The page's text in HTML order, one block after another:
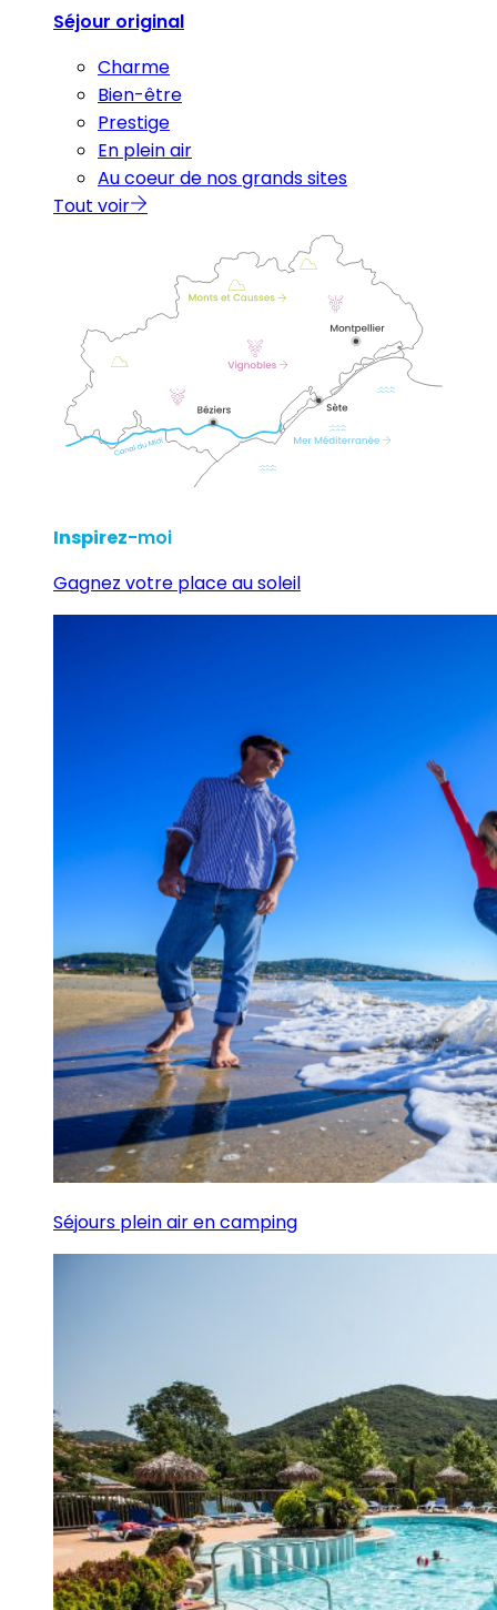
Séjour original
Charme
Bien-être
Prestige
En plein air
Au coeur de nos grands sites
Tout voir
Inspirez-moi
Gagnez votre place au soleil
Séjours plein air en camping